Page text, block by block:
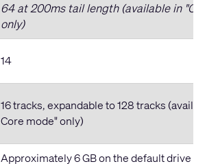
64 at 200ms tail length (available in "Q-
only)
14
16 tracks, expandable to 128 tracks
Core mode" only)
Approximately 6 GB on the default drive